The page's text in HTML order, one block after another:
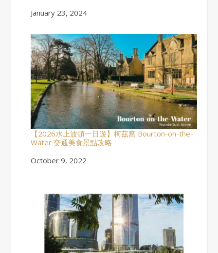
Date
January 23, 2024
【2026水上波頓一日遊】柯茲窩 Bourton-on-the-
Water 交通美食景點攻略
Date
October 9, 2022